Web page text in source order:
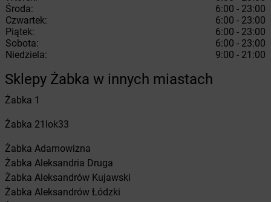
Środa:
6:00 - 23:00
Czwartek:
6:00 - 23:00
Piątek:
6:00 - 23:00
Sobota:
6:00 - 23:00
Niedziela:
9:00 - 21:00
Sklepy Żabka w innych miastach
Żabka 1
Żabka 21lok33
Żabka Adamowizna
Żabka Aleksandria Druga
Żabka Aleksandrów Kujawski
Żabka Aleksandrów Łódzki